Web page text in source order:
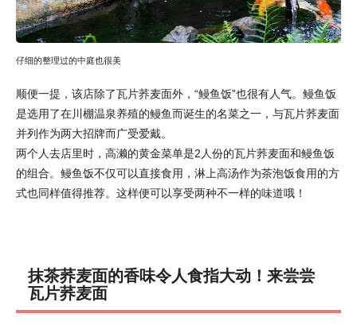
仔细的整理过的中庭也很美
顺便一提，该店除了瓦片荞麦面外，“鳗鱼饭”也很有人气。鳗鱼饭
是选用了在川棚温泉养殖的鳗鱼而诞生的名菜之一，与瓦片荞麦面
并列作为两大招牌而广受爱戴。
两个人去店里时，高濑的黄金菜单是2人份的瓦片荞麦面和鳗鱼饭
的组合。鳗鱼饭不仅可以直接食用，淋上高汤作为茶泡饭食用的方
式也同样值得推荐。这样便可以享受两种不一样的味道哦！
抹茶荞麦面的香味令人食指大动！来尝尝
瓦片荞麦面